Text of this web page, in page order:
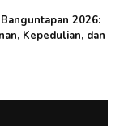
2026:
Kepedulian, dan